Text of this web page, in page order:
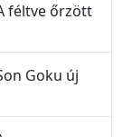
féltve őrzött
Goku új